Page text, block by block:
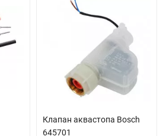
Клапан аквастопа Bosch
645701